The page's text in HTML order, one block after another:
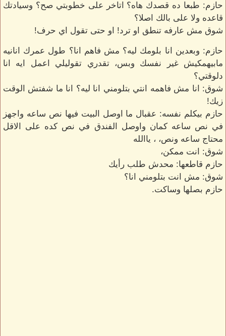
حازم: طبعا ده قصدك هاه؟ اتاخر على خطوبتي صح؟ وسيادتك
قاعده ولا على بالك اصلا؟
شوق مش عارفه تنطق او ترد! او حتى تقول اي حرف!
حازم: وبعدين انا بلومك ليه؟ مش فاهم انا؟ طول عمرك انانيه
مابيهمكيش غير نفسك وبس، تقدري تقوليلي اعمل ايه انا
دلوقتي؟
شوق: انا مش فاهمه انتي بتلومني انا ليه؟ انا ما شفتش الوقت
زيك!
حازم بيكلم نفسه: عقبال ما اوصل البيت فيها نص ساعه واجهز
في نص ساعه كمان واوصل الفندق في نص كده على الاقل
محتاج ساعه ونص، ، ياالله
شوق: انت ممكن،
حازم قاطعها: محدش طلب رأيك
شوق: مش انت بتلومني انا؟
حازم بصلها وساكت.